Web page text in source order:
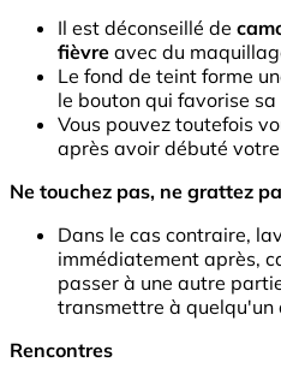
Il est déconseillé de
fièvre avec du
Le fond de teint forme
le bouton qui favorise
Vous pouvez toutefois
après avoir débuté
Ne touchez pas, ne grattez
Dans le cas contraire,
immédiatement après,
passer à une autre
transmettre à quelqu'un
Rencontres